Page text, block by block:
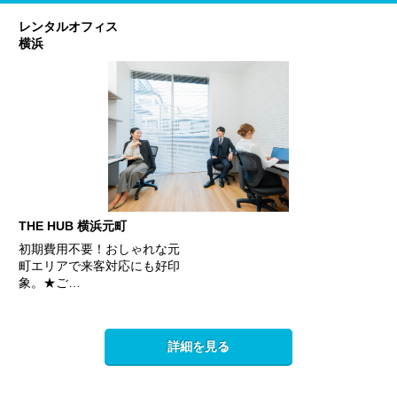
レンタルオフィス
横浜
THE HUB 横浜元町
初期費用不要！おしゃれな元
町エリアで来客対応にも好印
象。★ご…
詳細を見る